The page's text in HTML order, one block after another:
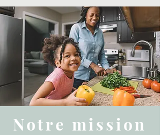
Notre mission